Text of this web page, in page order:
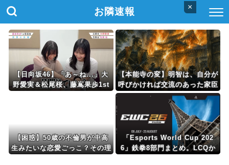
×
お隣速報
【日向坂46】「あ～ね...」大
野愛実＆松尾桜、藤嶌果歩1st
【本能寺の変】明智は、自分が
呼びかければ交流のあった家臣
はみんな 自分の味方をしてく
れるだろうと思っていた
【困惑】50歳の不倫男が中高
生みたいな恋愛ごっこ？その理
「Esports World Cup 202
6」鉄拳8部門まとめ。LCQか